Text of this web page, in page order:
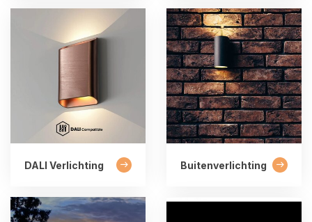
DALI Verlichting Buitenverlichting